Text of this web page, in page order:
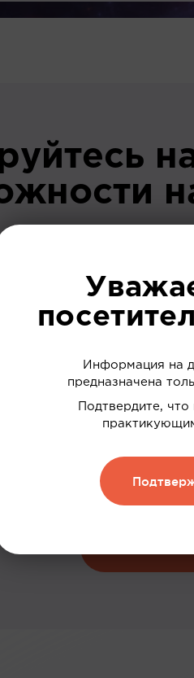
интересов
обменивать их на
Информация на
предназначена
Подтвердите,